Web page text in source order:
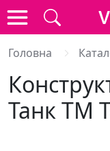
Головна
Танк ТМ